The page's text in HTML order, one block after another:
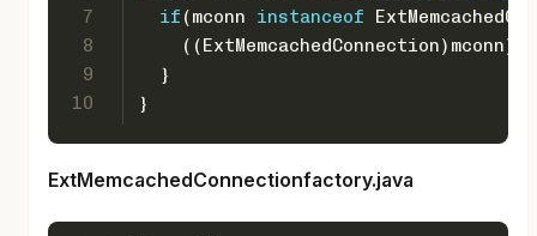
7
8
9
10
if (mconn instanceof
  }
}
ExtMemcachedConnectionfactory.java